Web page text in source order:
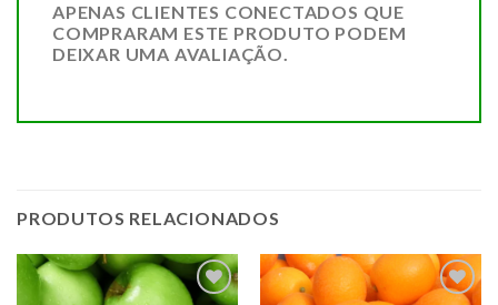
APENAS CLIENTES CONECTADOS QUE
COMPRARAM ESTE PRODUTO PODEM
DEIXAR UMA AVALIAÇÃO.
PRODUTOS RELACIONADOS